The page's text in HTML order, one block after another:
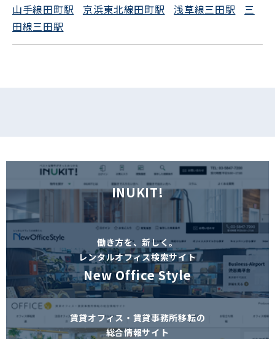
山手線田町駅
京浜東北線田町駅 浅草線三田駅
三
田線三田駅
INUKIT!
働き方を、新しく。
レンタルオフィス検索サイト
New Office Style
賃貸オフィス・賃貸事務所移転の
総合情報サイト